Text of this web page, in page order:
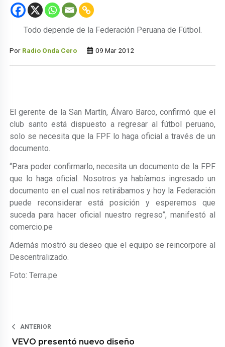
Todo depende de la Federación Peruana de Fútbol.
Por Radio Onda Cero 09 Mar 2012
El gerente de la San Martín, Álvaro Barco, confirmó que el
club santo está dispuesto a regresar al fútbol peruano,
solo se necesita que la FPF lo haga oficial a través de un
documento.
“Para poder confirmarlo, necesita un documento de la FPF
que lo haga oficial. Nosotros ya habíamos ingresado un
documento en el cual nos retirábamos y hoy la Federación
puede reconsiderar está posición y esperemos que
suceda para hacer oficial nuestro regreso”, manifestó al
comercio.pe
Además mostró su deseo que el equipo se reincorpore al
Descentralizado.
Foto: Terra.pe
ANTERIOR
VEVO presentó nuevo diseño